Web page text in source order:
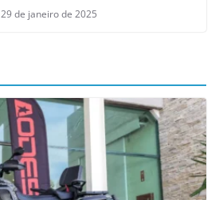
29 de janeiro de 2025